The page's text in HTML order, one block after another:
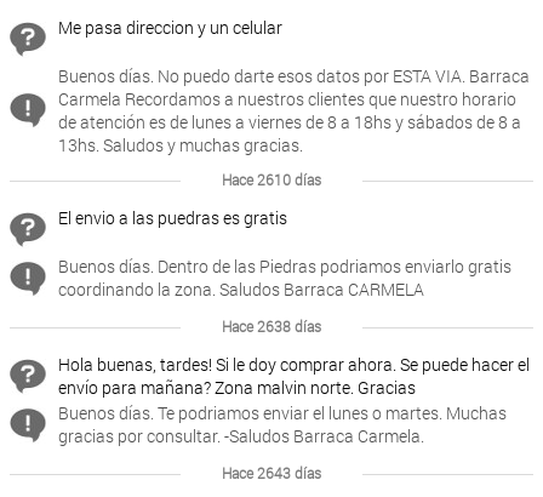
Me pasa direccion y un celular
Buenos días. No puedo darte esos datos por ESTA VIA. Barraca
Carmela Recordamos a nuestros clientes que nuestro horario
de atención es de lunes a viernes de 8 a 18hs y sábados de 8 a
13hs. Saludos y muchas gracias.
Hace 2610 días
El envio a las puedras es gratis
Buenos días. Dentro de las Piedras podriamos enviarlo gratis
coordinando la zona. Saludos Barraca CARMELA
Hace 2638 días
Hola buenas, tardes! Si le doy comprar ahora. Se puede hacer el
envío para mañana? Zona malvin norte. Gracias
Buenos días. Te podriamos enviar el lunes o martes. Muchas
gracias por consultar. -Saludos Barraca Carmela.
Hace 2643 días